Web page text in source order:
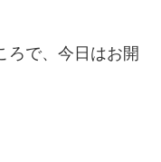
ろで、今日はお開